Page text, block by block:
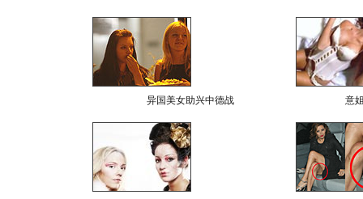
异国美女助兴中德战 意